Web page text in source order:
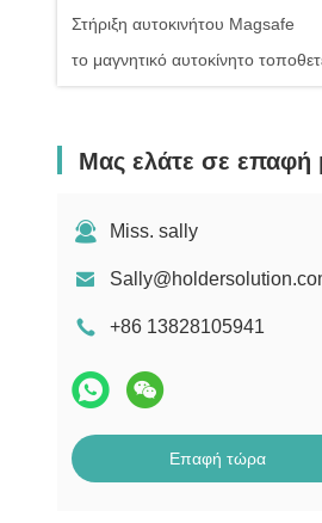
Στήριξη αυτοκινήτου Magsafe
το μαγνητικό αυτοκίνητο
Μας ελάτε σε επαφή
Miss. sally
+86 13828105941
Επαφή τώρα